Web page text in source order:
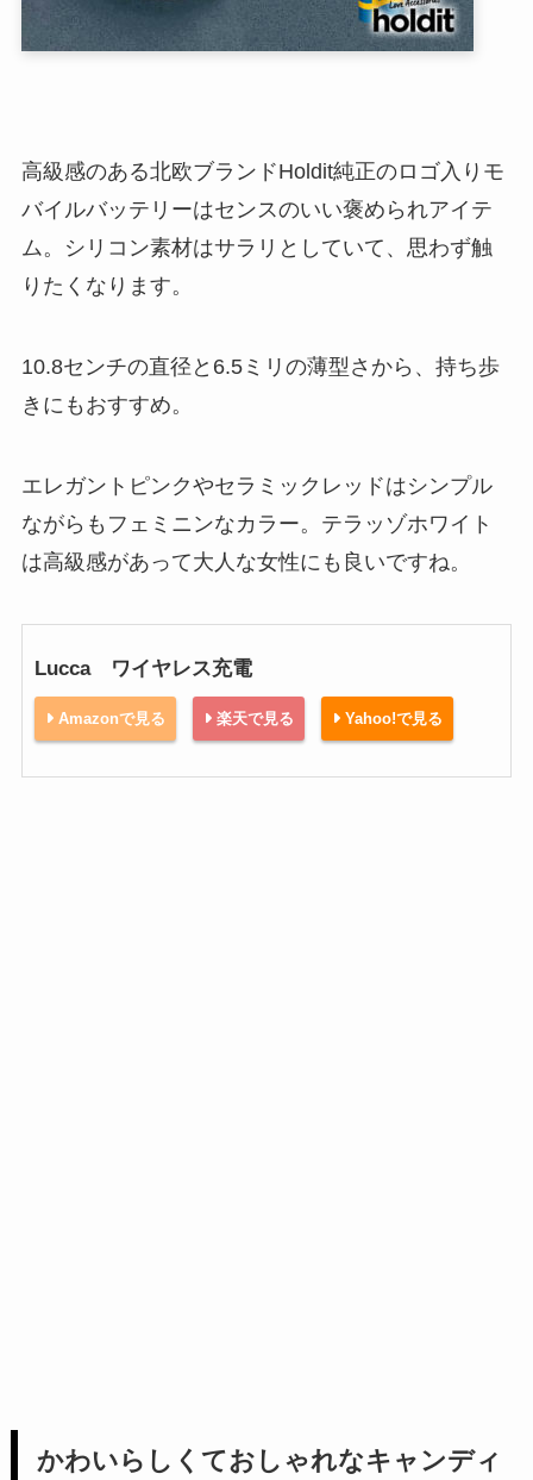
高級感のある北欧ブランドHoldit純正のロゴ入りモ
バイルバッテリーはセンスのいい褒められアイテ
ム。シリコン素材はサラリとしていて、思わず触
りたくなります。
10.8センチの直径と6.5ミリの薄型さから、持ち歩
きにもおすすめ。
エレガントピンクやセラミックレッドはシンプル
ながらもフェミニンなカラー。テラッゾホワイト
は高級感があって大人な女性にも良いですね。
Lucca ワイヤレス充電
Amazonで見る 楽天で見る Yahoo!で見る
かわいらしくておしゃれなキャンディ